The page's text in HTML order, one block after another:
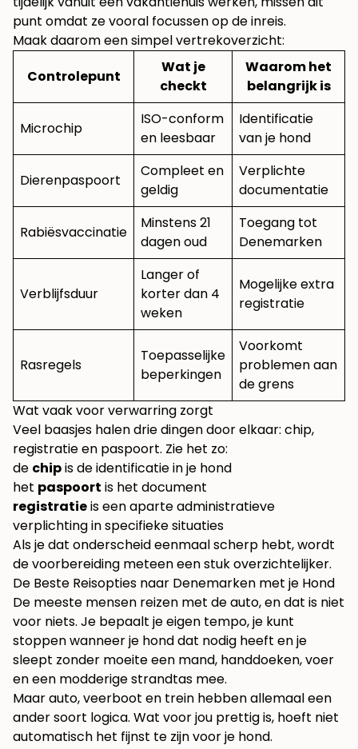
punt omdat ze vooral focussen op de inreis.
Maak daarom een simpel vertrekoverzicht:
Controlepunt
Wat je
checkt
Waarom het
belangrijk is
Microchip
ISO-conform
en leesbaar
Identificatie
van je hond
Dierenpaspoort
Compleet en
geldig
Verplichte
documentatie
Rabiësvaccinatie
Minstens 21
dagen oud
Toegang tot
Denemarken
Verblijfsduur
Langer of
korter dan 4
weken
Mogelijke extra
registratie
Rasregels
Toepasselijke
beperkingen
Voorkomt
problemen aan
de grens
Wat vaak voor verwarring zorgt
Veel baasjes halen drie dingen door elkaar: chip,
registratie en paspoort. Zie het zo:
de chipis de identificatie in je hond
het paspoort is het document
registratieis een aparte administratieve
verplichting in specifieke situaties
Als je dat onderscheid eenmaal scherp hebt, wordt
de voorbereiding meteen een stuk overzichtelijker.
De Beste Reisopties naar Denemarken met je Hond
De meeste mensen reizen met de auto, en dat is niet
voor niets. Je bepaalt je eigen tempo, je kunt
stoppen wanneer je hond dat nodig heeft en je
sleept zonder moeite een mand, handdoeken, voer
en een modderige strandtas mee.
Maar auto, veerboot en trein hebben allemaal een
ander soort logica. Wat voor jou prettig is, hoeft niet
automatisch het fijnst te zijn voor je hond.